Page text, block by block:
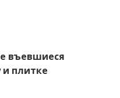
въевшиеся
и плитке